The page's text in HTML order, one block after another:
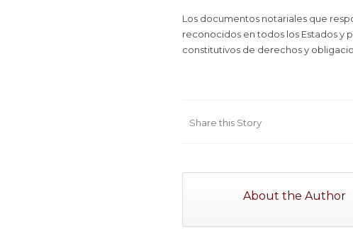
Los documentos notariales que
reconocidos en todos los Estados y
constitutivos de derechos y
Share this Story
About the Author